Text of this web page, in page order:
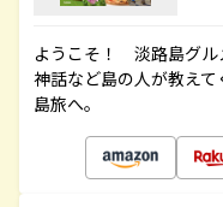
ようこそ！ 淡路島グル
神話など島の人が教え
島旅へ。